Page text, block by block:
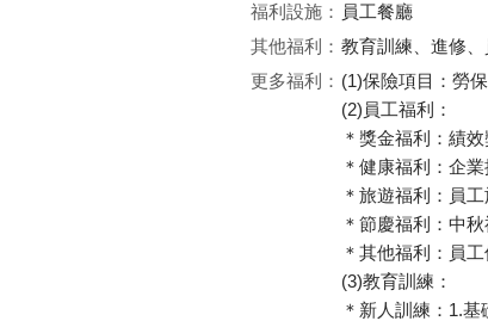
福利設施： 員工餐廳
其他福利： 教育訓練、進修
更多福利： (1)保險項目：勞
(2)員工福利：
＊獎金福利：績
＊健康福利：企
＊旅遊福利：員
＊節慶福利：中
＊其他福利：員
(3)教育訓練：
＊新人訓練：1.